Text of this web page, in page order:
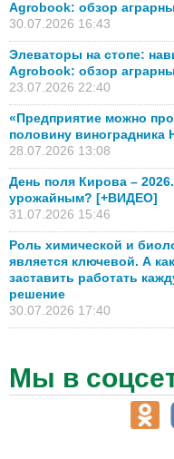
Agrobook: обзор
30.07.2026 16:43
Элеваторы на стопе:
Agrobook: обзор
23.07.2026 22:40
«Предприятие можно
половину виноградника
28.07.2026 13:08
День поля Кирова –
урожайным? [+ВИДЕО]
31.07.2026 15:46
Роль химической и
является ключевой. А
заставить работать
решение
30.07.2026 17:40
Мы в